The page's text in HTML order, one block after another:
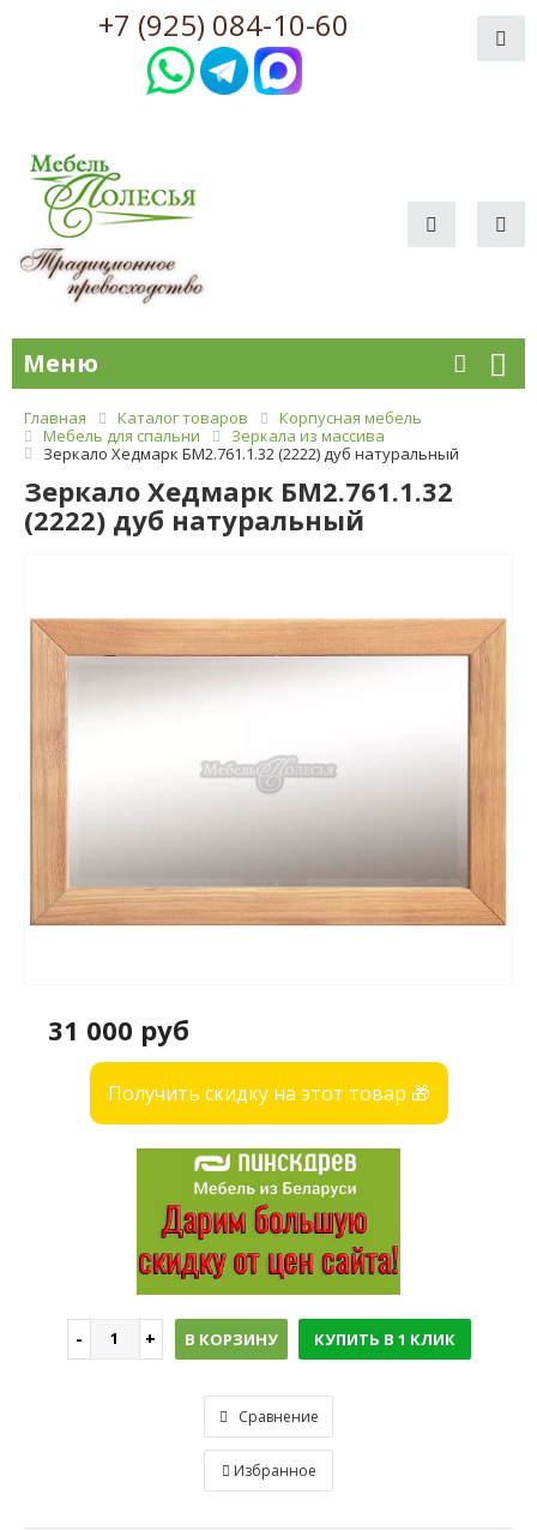
+7 (925) 084-10-60
Меню
Главная Каталог товаров
Корпусная мебель
Мебель для спальни
Зеркала из массива
Зеркало Хедмарк БМ2.761.1.32 (2222) дуб натуральный
Зеркало Хедмарк БМ2.761.1.32
(2222) дуб натуральный
31 000 руб
Получить скидку на этот товар 🎁
В КОРЗИНУ КУПИТЬ В 1 КЛИК
Сравнение
Избранное